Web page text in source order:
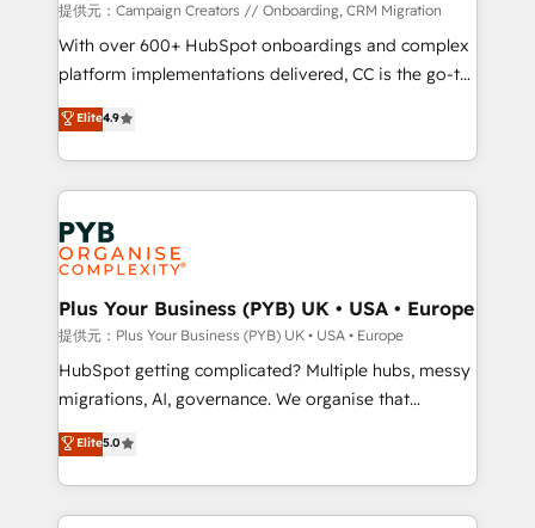
guided implementation and seamless integration of
the CRM platform into your digital ecosystem. Would
you like support in deploying your inbound
to your needs and sales objectives. With 125+
certifications, we are part of the most certified
services are offered in both English & French.
提供元：Campaign Creators // Onboarding, CRM Migration
With over 600+ HubSpot onboardings and complex
platform implementations delivered, CC is the go-to
Elite Solutions Partner for businesses ready to
migrate, replatform, and scale smarter. We specialize
in high-impact CRM and CMS migrations and
onboarding from platforms like Salesforce, NetSuite,
Zoho, Pardot, Marketo, Microsoft Dynamics, Wix,
WordPress and legacy CRMs, turning fragmented
systems into unified, growth-ready HubSpot
architectures that accelerate revenue operations and
performance. - Multi-object CRM migration, cleanup,
and implementation. - Pre-built and custom
integrations across your full tech stack. - Custom
- Dashboards, lifecycle campaigns, and lead
nurturing sequences. - Cross-hub setup across
Elite4.9
Plus Your Business (PYB) UK • USA • Europe
提供元：Plus Your Business (PYB) UK • USA • Europe
HubSpot getting complicated? Multiple hubs, messy
migrations, AI, governance. We organise that
complexity, so your team can put HubSpot to work...
Welcome to our Profile! We help with: • CRM
implementation, reports, workflows, and team
training • CRM migration from Salesforce, Pipedrive,
Elite5.0